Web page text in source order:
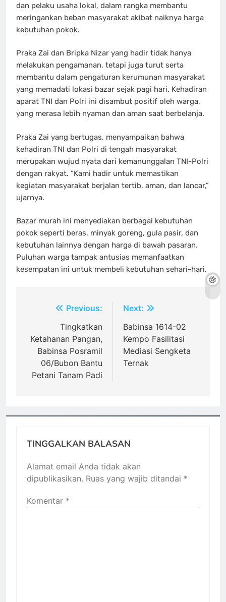
dan pelaku usaha lokal, dalam rangka membantu
meringankan beban masyarakat akibat naiknya harga
kebutuhan pokok.
Praka Zai dan Bripka Nizar yang hadir tidak hanya
melakukan pengamanan, tetapi juga turut serta
membantu dalam pengaturan kerumunan masyarakat
yang memadati lokasi bazar sejak pagi hari. Kehadiran
aparat TNI dan Polri ini disambut positif oleh warga,
yang merasa lebih nyaman dan aman saat berbelanja.
Praka Zai yang bertugas, menyampaikan bahwa
kehadiran TNI dan Polri di tengah masyarakat
merupakan wujud nyata dari kemanunggalan TNI-Polri
dengan rakyat. “Kami hadir untuk memastikan
kegiatan masyarakat berjalan tertib, aman, dan lancar,”
ujarnya.
Bazar murah ini menyediakan berbagai kebutuhan
pokok seperti beras, minyak goreng, gula pasir, dan
kebutuhan lainnya dengan harga di bawah pasaran.
Puluhan warga tampak antusias memanfaatkan
kesempatan ini untuk membeli kebutuhan sehari-hari.
NavigasiPrevious:
Tingkatkan
Ketahanan Pangan,
Babinsa Posramil
06/Bubon Bantu
Petani Tanam Padi
Next:
Babinsa 1614-02
Kempo Fasilitasi
Mediasi Sengketa
Ternak
TINGGALKAN BALASAN
Alamat email Anda tidak akan
dipublikasikan. Ruas yang wajib ditandai *
Komentar *